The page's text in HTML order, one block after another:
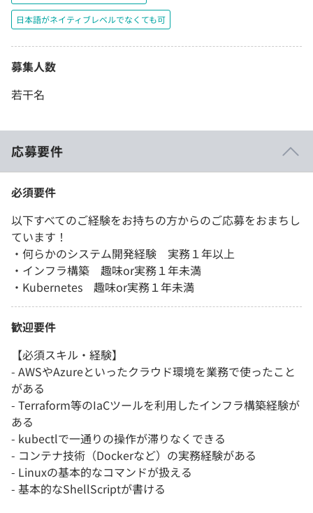
日本語がネイティブレベルでなくても可
募集人数
若干名
応募要件
必須要件
以下すべてのご経験をお持ちの方からのご応募をおまちし
ています！
・何らかのシステム開発経験 実務１年以上
・インフラ構築 趣味or実務１年未満
・Kubernetes 趣味or実務１年未満
歓迎要件
【必須スキル・経験】
- AWSやAzureといったクラウド環境を業務で使ったこと
がある
- Terraform等のIaCツールを利用したインフラ構築経験が
ある
- kubectlで一通りの操作が滞りなくできる
- コンテナ技術（Dockerなど）の実務経験がある
- Linuxの基本的なコマンドが扱える
- 基本的なShellScriptが書ける